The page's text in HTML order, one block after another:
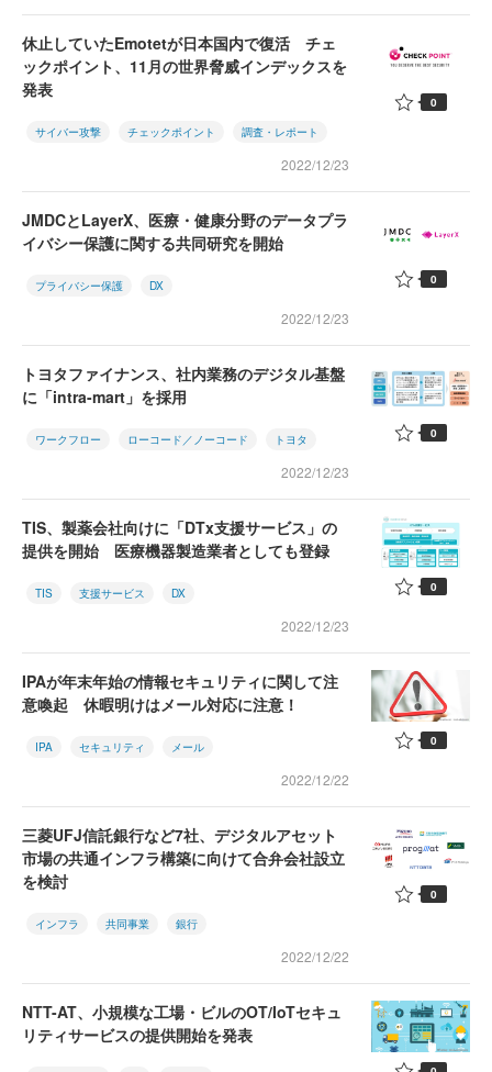
休止していたEmotetが日本国内で復活 チェ
ックポイント、11月の世界脅威インデックスを
発表
サイバー攻撃 チェックポイント 調査・レポート
2022/12/23
0
JMDCとLayerX、医療・健康分野のデータプラ
イバシー保護に関する共同研究を開始
プライバシー保護 DX
2022/12/23
0
トヨタファイナンス、社内業務のデジタル基盤
に「intra-mart」を採用
ワークフロー ローコード／ノーコード トヨタ
2022/12/23
0
TIS、製薬会社向けに「DTx支援サービス」の
提供を開始 医療機器製造業者としても登録
TIS 支援サービス DX
2022/12/23
0
IPAが年末年始の情報セキュリティに関して注
意喚起 休暇明けはメール対応に注意！
IPA セキュリティ メール
2022/12/22
0
三菱UFJ信託銀行など7社、デジタルアセット
市場の共通インフラ構築に向けて合弁会社設立
を検討
インフラ 共同事業 銀行
2022/12/22
0
NTT-AT、小規模な工場・ビルのOT/IoTセキュ
リティサービスの提供開始を発表